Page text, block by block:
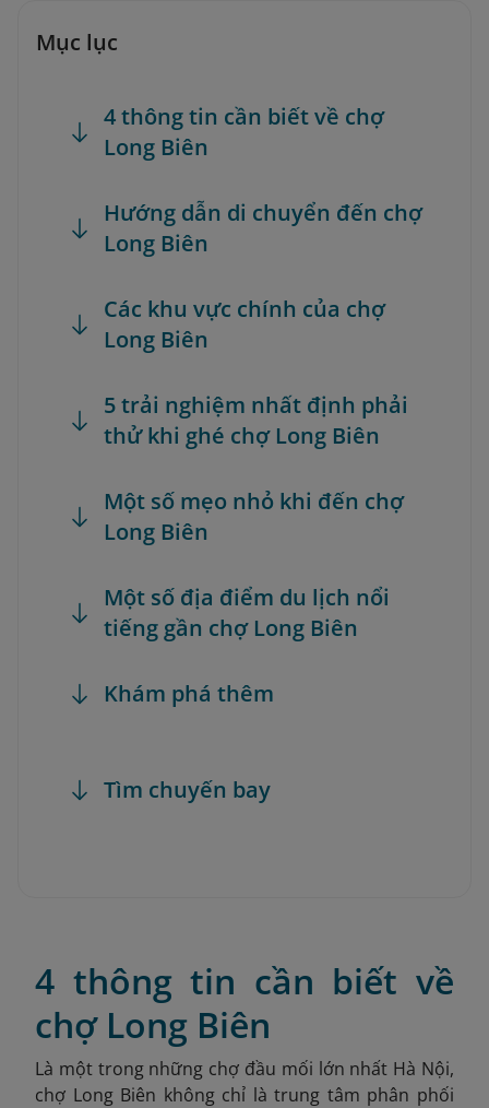
Mục lục
4 thông tin cần biết về chợ
Long Biên
Hướng dẫn di chuyển đến chợ
Long Biên
Các khu vực chính của chợ
Long Biên
5 trải nghiệm nhất định phải
thử khi ghé chợ Long Biên
Một số mẹo nhỏ khi đến chợ
Long Biên
Một số địa điểm du lịch nổi
tiếng gần chợ Long Biên
Khám phá thêm
Tìm chuyến bay
4 thông tin cần biết về
chợ Long Biên
Là một trong những chợ đầu mối lớn nhất Hà Nội,
chợ Long Biên không chỉ là trung tâm phân phối